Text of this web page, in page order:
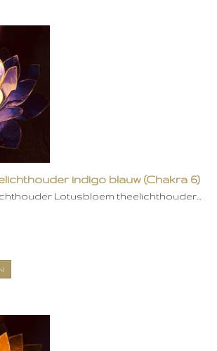
indigo blauw (Chakra 6)
Lotusbloem theelichthouder…